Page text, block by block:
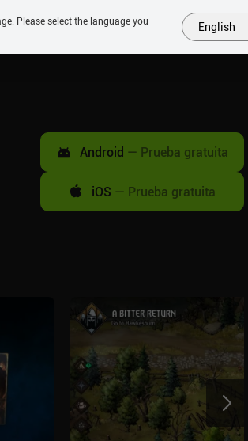
PRÓXIMOS SIMILARES COLECCIONES TOP
Android — Prueba gratuita
iOS — Prueba gratuita
Please select the language you
English